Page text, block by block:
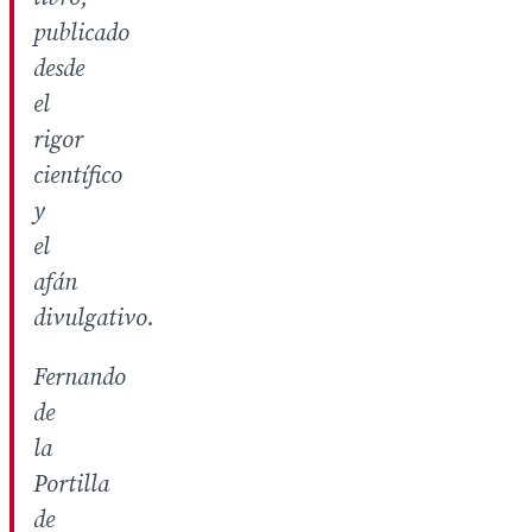
publicado
desde
el
rigor
científico
y
el
afán
divulgativo.
Fernando
de
la
Portilla
de